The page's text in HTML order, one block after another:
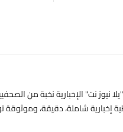
نت" الإخبارية نخبة من
شاملة، دقيقة، وموثوقة